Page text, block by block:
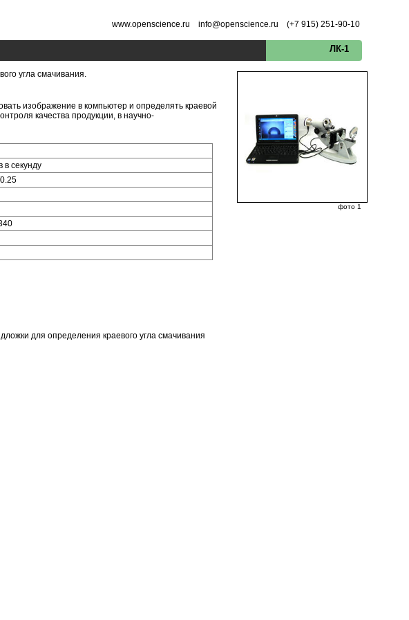
www.openscience.ru info@openscience.ru (+7 915) 251-90-10
ЛК-1
угла смачивания.
изображение в компьютер и определять краевой
качества продукции, в научно-
в секунду
для определения краевого угла смачивания
фото 1